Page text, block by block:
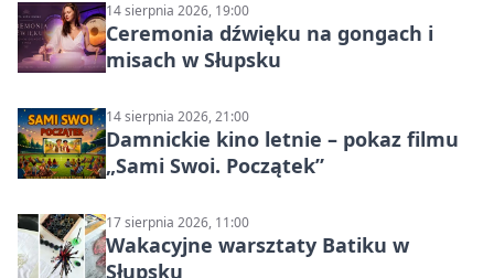
14 sierpnia 2026, 19:00
Ceremonia dźwięku na gongach i
misach w Słupsku
14 sierpnia 2026, 21:00
Damnickie kino letnie – pokaz filmu
„Sami Swoi. Początek”
17 sierpnia 2026, 11:00
Wakacyjne warsztaty Batiku w
Słupsku